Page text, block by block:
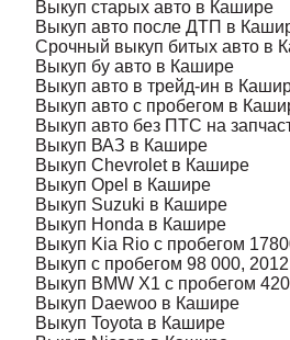
Выкуп старых авто в Кашире
Выкуп авто после ДТП в
Срочный выкуп битых авто в
Выкуп бу авто в Кашире
Выкуп авто в трейд-ин в
Выкуп авто с пробегом в
Выкуп авто без ПТС на
Выкуп ВАЗ в Кашире
Выкуп Chevrolet в Кашире
Выкуп Opel в Кашире
Выкуп Suzuki в Кашире
Выкуп Honda в Кашире
Выкуп Kia Rio с пробегом
Выкуп с пробегом 98 000,
Выкуп BMW X1 с пробегом
Выкуп Daewoo в Кашире
Выкуп Toyota в Кашире